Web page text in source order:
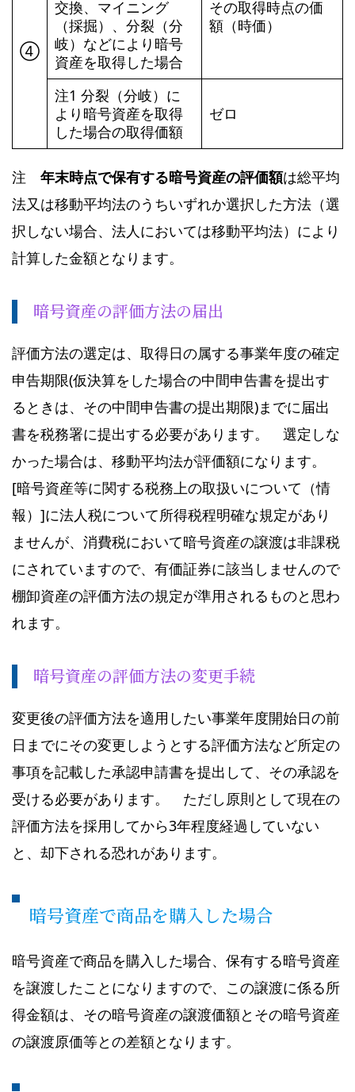
➃
交換、マイニング
（採掘）、分裂（分
岐）などにより暗号
資産を取得した場合
その取得時点の価
額（時価）
注1 分裂（分岐）に
より暗号資産を取得
した場合の取得価額
ゼロ
注 年末時点で保有する暗号資産の評価額は総平均
法又は移動平均法のうちいずれか選択した方法（選
択しない場合、法人においては移動平均法）により
計算した金額となります。
暗号資産の評価方法の届出
評価方法の選定は、取得日の属する事業年度の確定
申告期限(仮決算をした場合の中間申告書を提出す
るときは、その中間申告書の提出期限)までに届出
書を税務署に提出する必要があります。 選定しな
かった場合は、移動平均法が評価額になります。
[暗号資産等に関する税務上の取扱いについて（情
報）]に法人税について所得税程明確な規定があり
ませんが、消費税において暗号資産の譲渡は非課税
にされていますので、有価証券に該当しませんので
棚卸資産の評価方法の規定が準用されるものと思わ
れます。
暗号資産の評価方法の変更手続
変更後の評価方法を適用したい事業年度開始日の前
日までにその変更しようとする評価方法など所定の
事項を記載した承認申請書を提出して、その承認を
受ける必要があります。 ただし原則として現在の
評価方法を採用してから3年程度経過していない
と、却下される恐れがあります。
暗号資産で商品を購入した場合
暗号資産で商品を購入した場合、保有する暗号資産
を譲渡したことになりますので、この譲渡に係る所
得金額は、その暗号資産の譲渡価額とその暗号資産
の譲渡原価等との差額となります。